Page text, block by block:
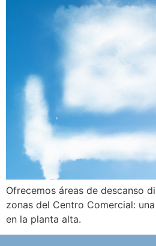
Ofrecemos áreas de descanso
zonas del Centro Comercial:
en la planta alta.